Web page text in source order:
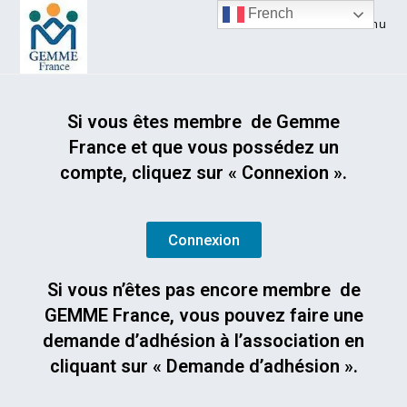
Menu
Si vous êtes membre de Gemme
France et que vous possédez un
compte, cliquez sur « Connexion ».
Connexion
Si vous n’êtes pas encore membre de
GEMME France, vous pouvez faire une
demande d’adhésion à l’association en
cliquant sur « Demande d’adhésion ».
French